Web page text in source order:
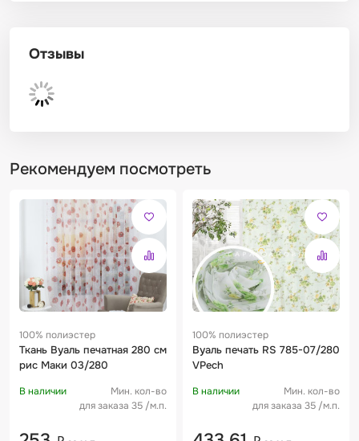
Отзывы
Рекомендуем посмотреть
100% полиэстер
Ткань Вуаль печатная 280 см
рис Маки 03/280
В наличии
Мин. кол-во
для заказа 35 /м.п.
100% полиэстер
Вуаль печать RS 785-07/280
VPech
В наличии
Мин. кол-во
для заказа 35 /м.п.